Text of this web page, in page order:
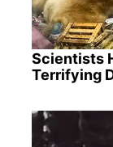
Scientists
Terrifying